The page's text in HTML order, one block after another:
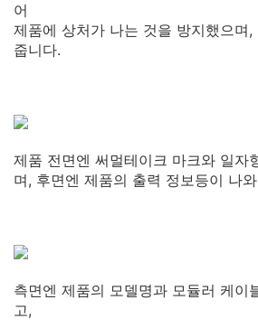
어
제품에 상처가 나는 것을 방지했으며,
줍니다.
제품 전면엔 써멀테이크 마크와 일자
며, 후면엔 제품의 출력 정보등이 나
측면엔 제품의 모델명과 모듈러 케이
고,